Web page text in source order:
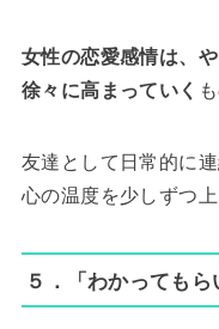
女性の恋愛感情は、
徐々に高まっていく
友達として日常的に
心の温度を少しずつ
５．「わかっても